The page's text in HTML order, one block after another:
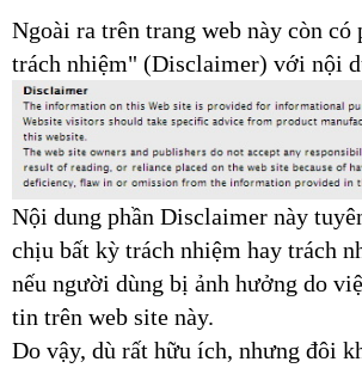
Ngoài ra trên trang web này còn
trách nhiệm" (Disclaimer) với nội
Nội dung phần Disclaimer này
chịu bất kỳ trách nhiệm hay trách
nếu người dùng bị ảnh hưởng do
tin trên web site này.
Do vậy, dù rất hữu ích, nhưng đôi